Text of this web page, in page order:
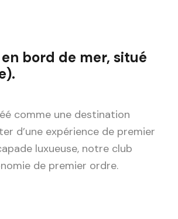
bord de mer, situé
comme une destination
d’une expérience de premier
luxueuse, notre club
de premier ordre.